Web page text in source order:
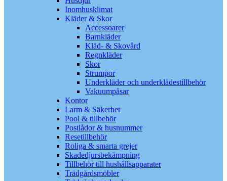
Inomhusklimat
Kläder & Skor
Accessoarer
Barnkläder
Kläd- & Skovård
Regnkläder
Skor
Strumpor
Underkläder och underklädestillbehör
Vakuumpåsar
Kontor
Larm & Säkerhet
Pool & tillbehör
Postlådor & husnummer
Resetillbehör
Roliga & smarta grejer
Skadedjursbekämpning
Tillbehör till hushållsapparater
Trädgårdsmöbler